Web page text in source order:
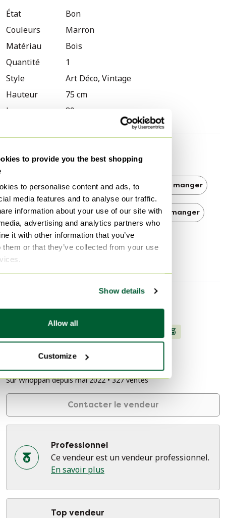
to provide you the best shopping
to personalise content and ads, to
media features and to analyse our traffic.
information about your use of our site with
advertising and analytics partners who
it with other information that you’ve
them or that they’ve collected from your use
Show details
Allow all
Customize
Cette étonnante et rare table de salle à manger Art déco
de l'école d'Amsterdam, conçue par J.J. Zijfers & Co. Ce
design néerlandais saisissant date des années 1920.
État
Bon
Couleurs
Marron
Matériau
Bois
Quantité
1
Style
Art Déco, Vintage
Hauteur
75 cm
Largeur
89 cm
Découvrir plus
Art Déco Art Déco Tables de salle à manger
Vintage Vintage Tables de salle à manger
Tables de salle à manger
63 évaluations
Sur Whoppah depuis mai 2022 • 327 ventes
Contacter le vendeur
Professionnel
Ce vendeur est un vendeur professionnel.
En savoir plus
Top vendeur